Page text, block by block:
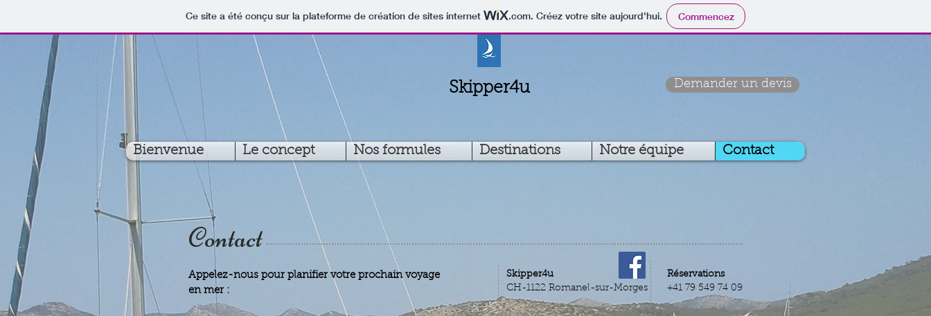
Ce site a été conçu sur la plateforme de création de sites internet .com. Créez votre site aujourd'hui. Commencez
Skipper4u Demander un devis
Bienvenue Le concept Nos formules Destinations Notre équipe Contact
Contact
Appelez-nous pour planifier votre prochain voyage
en mer :
​​Skipper4u
CH-1122 Romanel-sur-Morges
Réservations
+41 79 549 74 09